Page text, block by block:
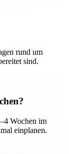
rund um
sind.
Wochen im
einplanen.